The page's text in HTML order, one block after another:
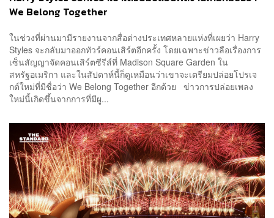
We Belong Together
ในช่วงที่ผ่านมามีรายงานจากสื่อต่างประเทศหลายแห่งที่เผยว่า Harry
Styles จะกลับมาออกทัวร์คอนเสิร์ตอีกครั้ง โดยเฉพาะข่าวลือเรื่องการ
เซ็นสัญญาจัดคอนเสิร์ตซีรีส์ที่ Madison Square Garden ใน
สหรัฐอเมริกา และในสัปดาห์นี้ก็ดูเหมือนว่าเขาจะเตรียมปล่อยโปรเจ
กต์ใหม่ที่มีชื่อว่า We Belong Together อีกด้วย ข่าวการปล่อยเพลง
ใหม่นี้เกิดขึ้นจากการที่มีผู...